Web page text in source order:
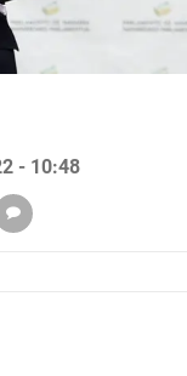
- 10:48